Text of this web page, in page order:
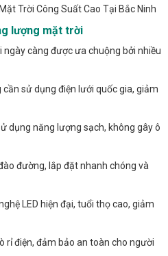
Trời Công Suất Cao Tại Bắc Ninh
lượng mặt trời
càng được ưa chuộng bởi nhiều
sử dụng điện lưới quốc gia, giảm
dụng năng lượng sạch, không gây ô
đường, lắp đặt nhanh chóng và
LED hiện đại, tuổi thọ cao, giảm
rỉ điện, đảm bảo an toàn cho người